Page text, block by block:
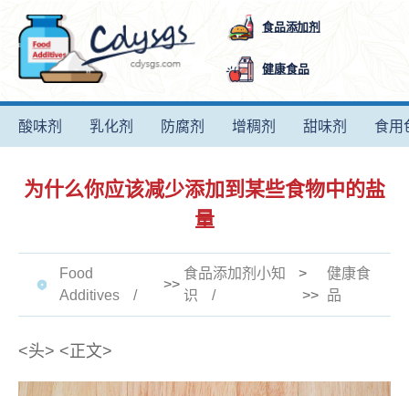
食品添加剂
健康食品
酸味剂 乳化剂 防腐剂 增稠剂 甜味剂 食用
为什么你应该减少添加到某些食物中的盐
量
Food
Additives
>>
食品添加剂小知
识
>
>>
健康食
品
<头> <正文>